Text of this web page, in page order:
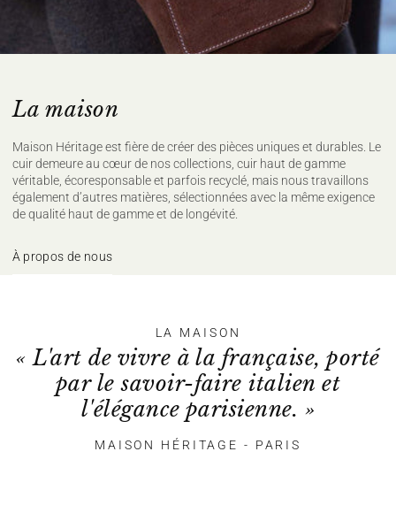
La maison
Maison Héritage est fière de créer des pièces uniques et durables. Le
cuir demeure au cœur de nos collections, cuir haut de gamme
véritable, écoresponsable et parfois recyclé, mais nous travaillons
également d’autres matières, sélectionnées avec la même exigence
de qualité haut de gamme et de longévité.
À propos de nous
LA MAISON
« L'art de vivre à la française, porté
par le savoir-faire italien et
l'élégance parisienne. »
MAISON HÉRITAGE - PARIS